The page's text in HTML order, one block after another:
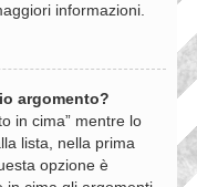
informazioni.
argomento?
in cima” mentre lo
lista, nella prima
opzione è